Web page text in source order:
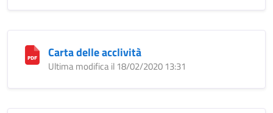
Carta delle acclività
Ultima modifica il 18/02/2020 13:31